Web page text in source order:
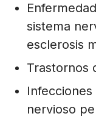
sistema
esclerosis
Trastornos
nervioso